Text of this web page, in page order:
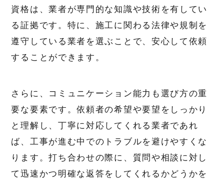
資格は、業者が専門的な知識や技術を有してい
る証拠です。特に、施工に関わる法律や規制を
遵守している業者を選ぶことで、安心して依頼
することができます。
さらに、コミュニケーション能力も選び方の重
要な要素です。依頼者の希望や要望をしっかり
と理解し、丁寧に対応してくれる業者であれ
ば、工事が進む中でのトラブルを避けやすくな
ります。打ち合わせの際に、質問や相談に対し
て迅速かつ明確な返答をしてくれるかどうかを